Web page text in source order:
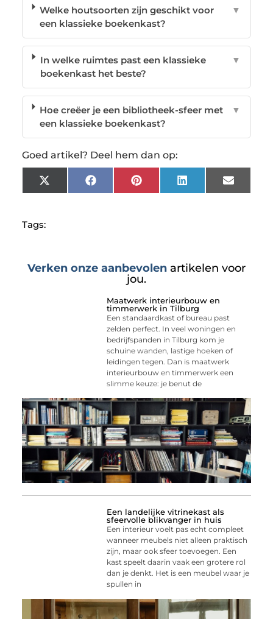
Welke houtsoorten zijn geschikt voor
een klassieke boekenkast?
▼
In welke ruimtes past een klassieke
boekenkast het beste?
▼
Hoe creëer je een bibliotheek-sfeer met
een klassieke boekenkast?
▼
Goed artikel? Deel hem dan op:
X
(Twitter)
FacebookPinterest LinkedIn Email
Tags:
Verken onze aanbevolen artikelen voor
jou.
Maatwerk interieurbouw en
timmerwerk in Tilburg
Een standaardkast of bureau past
zelden perfect. In veel woningen en
bedrijfspanden in Tilburg kom je
schuine wanden, lastige hoeken of
leidingen tegen. Dan is maatwerk
interieurbouw en timmerwerk een
slimme keuze: je benut de
Een landelijke vitrinekast als
sfeervolle blikvanger in huis
Een interieur voelt pas echt compleet
wanneer meubels niet alleen praktisch
zijn, maar ook sfeer toevoegen. Een
kast speelt daarin vaak een grotere rol
dan je denkt. Het is een meubel waar je
spullen in